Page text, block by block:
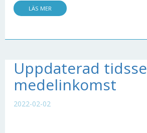
LÄS MER
Uppdaterad
medelinkomst
2022-02-02